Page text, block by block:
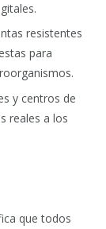
resistentes
para
y centros de
reales a los
que todos